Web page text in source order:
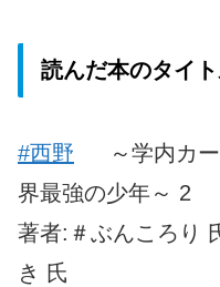
読んだ本のタイ
#西野 ～学内カー
界最強の少年～ 2
著者:＃ぶんころり
き 氏